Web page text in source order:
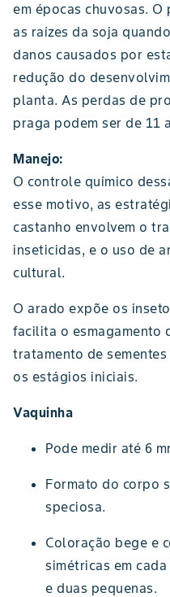
em épocas chuvosas.
as raízes da soja
danos causados por
redução do
planta. As perdas de
praga podem ser de 11
Manejo:
O controle químico
esse motivo, as
castanho envolvem o
inseticidas, e o uso de
cultural.
O arado expõe os
facilita o esmagamento
tratamento de
os estágios iniciais.
Vaquinha
Pode medir até 6
Formato do corpo
speciosa.
Coloração bege e
simétricas em
e duas pequenas.